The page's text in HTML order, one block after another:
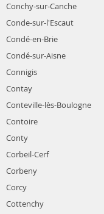
Conchy-sur-Canche
Conde-sur-l'Escaut
Condé-en-Brie
Condé-sur-Aisne
Connigis
Contay
Conteville-lès-Boulogne
Contoire
Conty
Corbeil-Cerf
Corbeny
Corcy
Cottenchy